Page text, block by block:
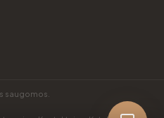
saugomos.